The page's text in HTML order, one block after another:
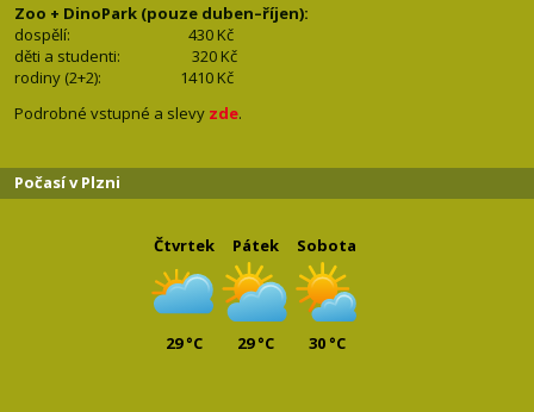
Zoo + DinoPark (pouze duben–říjen):
dospělí: 430 Kč
děti a studenti: 320 Kč
rodiny (2+2): 1410 Kč
Podrobné vstupné a slevy zde.
Počasí v Plzni
Čtvrtek
29 °C
Pátek
29 °C
Sobota
30 °C